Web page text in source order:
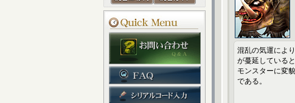
混乱の気運によ
が蔓延している
モンスターに変
である。